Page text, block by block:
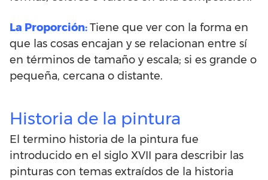
La Proporción:Tiene que ver con la forma en
que las cosas encajan y se relacionan entre sí
en términos de tamaño y escala; si es grande o
pequeña, cercana o distante.
Historia de la pintura
El termino historia de la pintura fue
introducido en el siglo XVII para describir las
pinturas con temas extraídos de la historia